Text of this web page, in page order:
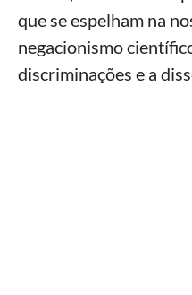
que se espelham na
negacionismo
discriminações e a